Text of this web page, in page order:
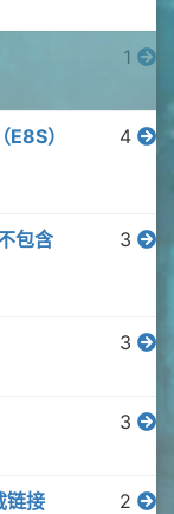
1
）
4
包含
3
3
3
链接 2